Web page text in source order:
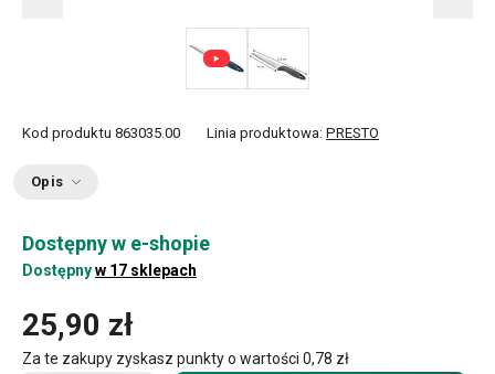
Kod produktu 863035.00 Linia produktowa: PRESTO
Opis
Dostępny w e-shopie
Dostępnyw 17 sklepach
25,90 zł
Za te zakupy zyskasz punkty o wartości 0,78 zł